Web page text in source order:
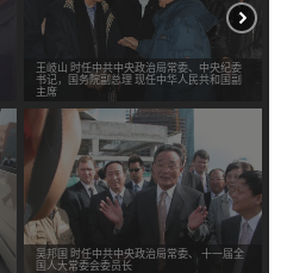
王岐山 时任中共中央政治局常委、中央纪委
书记，国务院副总理 现任中华人民共和国副
主席
吴邦国 时任中共中央政治局常委、 十一届全
国人大常委会委员长